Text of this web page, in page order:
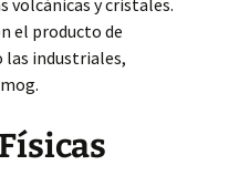
volcánicas y cristales.
el producto de
las industriales,